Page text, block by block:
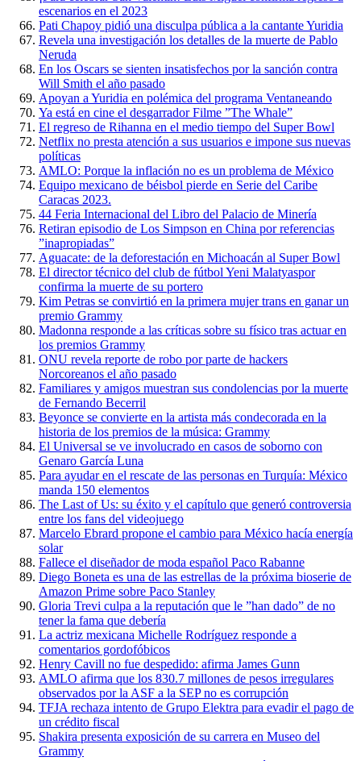
escenarios en el 2023
Pati Chapoy pidió una disculpa pública a la cantante Yuridia
Revela una investigación los detalles de la muerte de Pablo
Neruda
En los Oscars se sienten insatisfechos por la sanción contra
Will Smith el año pasado
Apoyan a Yuridia en polémica del programa Ventaneando
Ya está en cine el desgarrador Filme ”The Whale”
El regreso de Rihanna en el medio tiempo del Super Bowl
Netflix no presta atención a sus usuarios e impone sus nuevas
políticas
AMLO: Porque la inflación no es un problema de México
Equipo mexicano de béisbol pierde en Serie del Caribe
Caracas 2023.
44 Feria Internacional del Libro del Palacio de Minería
Retiran episodio de Los Simpson en China por referencias
”inapropiadas”
Aguacate: de la deforestación en Michoacán al Super Bowl
El director técnico del club de fútbol Yeni Malatyaspor
confirma la muerte de su portero
Kim Petras se convirtió en la primera mujer trans en ganar un
premio Grammy
Madonna responde a las críticas sobre su físico tras actuar en
los premios Grammy
ONU revela reporte de robo por parte de hackers
Norcoreanos el año pasado
Familiares y amigos muestran sus condolencias por la muerte
de Fernando Becerril
Beyonce se convierte en la artista más condecorada en la
historia de los premios de la música: Grammy
El Universal se ve involucrado en casos de soborno con
Genaro García Luna
Para ayudar en el rescate de las personas en Turquía: México
manda 150 elementos
The Last of Us: su éxito y el capítulo que generó controversia
entre los fans del videojuego
Marcelo Ebrard propone el cambio para México hacía energía
solar
Fallece el diseñador de moda español Paco Rabanne
Diego Boneta es una de las estrellas de la próxima bioserie de
Amazon Prime sobre Paco Stanley
Gloria Trevi culpa a la reputación que le ”han dado” de no
tener la fama que debería
La actriz mexicana Michelle Rodríguez responde a
comentarios gordofóbicos
Henry Cavill no fue despedido: afirma James Gunn
AMLO afirma que los 830.7 millones de pesos irregulares
observados por la ASF a la SEP no es corrupción
TFJA rechaza intento de Grupo Elektra para evadir el pago de
un crédito fiscal
Shakira presenta exposición de su carrera en Museo del
Grammy